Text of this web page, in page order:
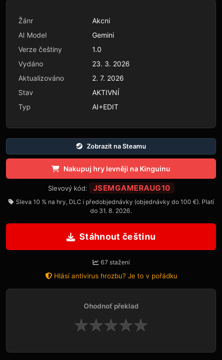
Žánr
Akcni
AI Model
Gemini
Verze češtiny
1.0
Vydáno
23. 3. 2026
Aktualizováno
2. 7. 2026
Stav
AKTIVNÍ
Typ
AI+EDIT
Zobrazit na Steamu
Nakupuj hry levněji na Kinguinu
Slevový kód: JSEMGAMERAUG10
Sleva 10 % na hry, DLC i předobjednávky (objednávky do 100 €). Platí
do 31. 8. 2026.
Stáhnout češtinu
67 stažení
Hlásí antivirus hrozbu? Je to v pořádku
Ohodnoť překlad
★★★★★